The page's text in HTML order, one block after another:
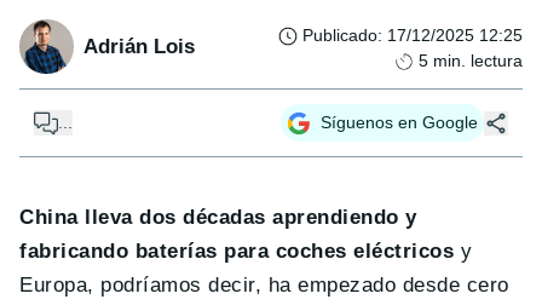
Adrián Lois Publicado: 17/12/2025 12:25
5 min. lectura
... Síguenos en Google
China lleva dos décadas aprendiendo y
fabricando baterías para coches eléctricos y
Europa, podríamos decir, ha empezado desde cero